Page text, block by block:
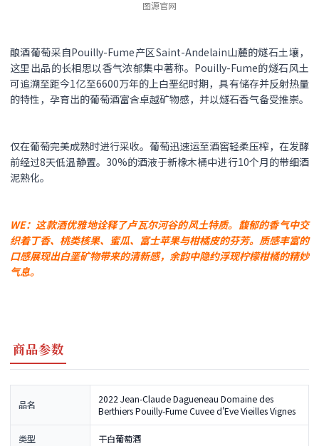
图源官网
酿酒葡萄采自Pouilly-Fume产区Saint-Andelain山麓的燧石土壤，
这里出品的长相思以香气浓郁集中著称。Pouilly-Fume的燧石风土
可追溯至距今1亿至6600万年的上白垩纪时期，具有储存并反射热量
的特性，孕育出的葡萄酒富含卓越矿物感，并以燧石香气备受推崇。
仅在葡萄完美成熟时进行采收。葡萄迅速运至酒窖轻柔压榨，在发酵
前经过8天低温静置。30%的酒液于新橡木桶中进行10个月的带细酒
泥熟化。
WE：这款酒优雅地诠释了卢瓦尔河谷的风土特质。馥郁的香气中交
织着丁香、桃类核果、蜜瓜、富士苹果与柑橘皮的芬芳。质感丰富的
口感展现出白垩矿物带来的清新感，余韵中隐约浮现柠檬柑橘的精妙
气息。
商品参数
品名
2022 Jean-Claude Dagueneau Domaine des
Berthiers Pouilly-Fume Cuvee d'Eve Vieilles Vignes
类型 干白葡萄酒